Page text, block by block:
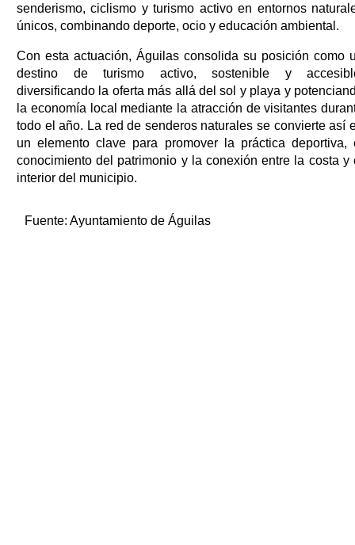
senderismo, ciclismo y turismo activo en entornos
únicos, combinando deporte, ocio y educación ambiental.
Con esta actuación, Águilas consolida su posición como
destino de turismo activo, sostenible y
diversificando la oferta más allá del sol y playa y
la economía local mediante la atracción de visitantes
todo el año. La red de senderos naturales se convierte así
un elemento clave para promover la práctica deportiva,
conocimiento del patrimonio y la conexión entre la costa y
interior del municipio.
Fuente: Ayuntamiento de Águilas